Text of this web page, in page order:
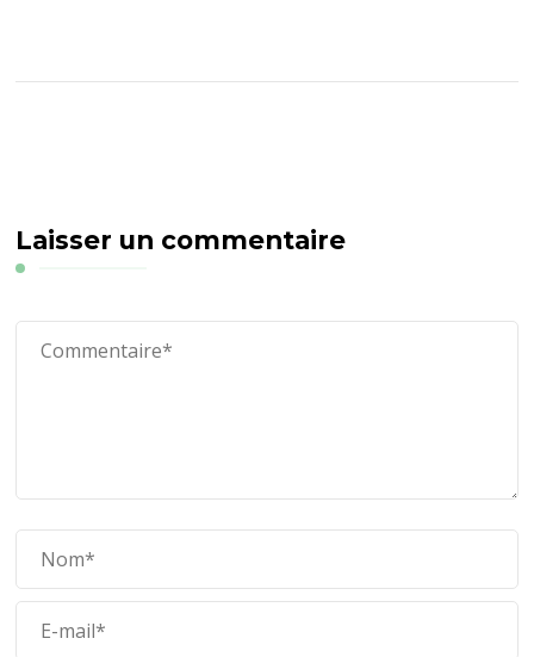
Laisser un commentaire